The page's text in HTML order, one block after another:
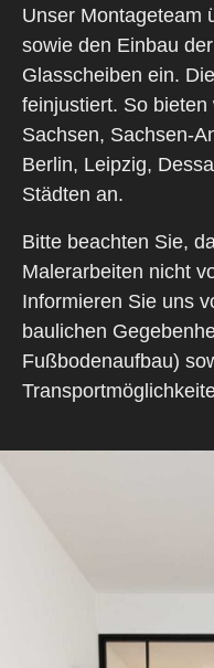
Unser Montageteam
sowie den Einbau
Glasscheiben ein.
feinjustiert. So
Sachsen, Sachsen-
Berlin, Leipzig,
Städten an.
Bitte beachten Sie,
Malerarbeiten nicht
Informieren Sie uns
baulichen
Fußbodenaufbau)